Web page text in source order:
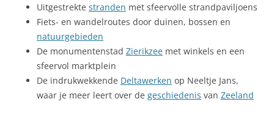
Uitgestrekte stranden met sfeervolle strandpaviljoens
Fiets- en wandelroutes door duinen, bossen en
natuurgebieden
De monumentenstad Zierikzee met winkels en een
sfeervol marktplein
De indrukwekkende Deltawerken op Neeltje Jans,
waar je meer leert over de geschiedenis van Zeeland